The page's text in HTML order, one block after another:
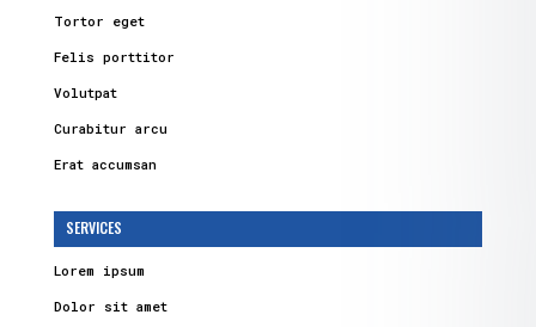
Tortor eget
Felis porttitor
Volutpat
Curabitur arcu
Erat accumsan
SERVICES
Lorem ipsum
Dolor sit amet